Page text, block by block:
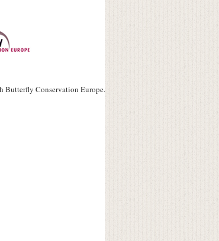
Butterfly Conservation Europe.